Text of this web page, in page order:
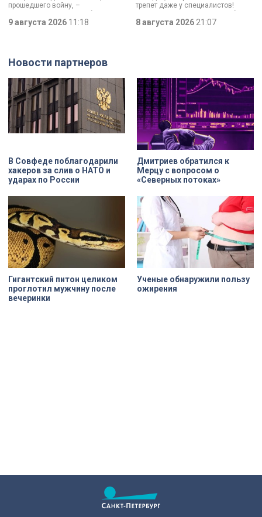
прошедшего войну, –
напоминание о цене победы.
Сколько испытаний выпало на
долю блокадников, тружеников
она осталась совершенно одна. О
судьбе Анны Трусовой,
пережившей оккупацию
Павловска и потерю близких.
9 августа 2026 11:18
трепет даже у специалистов!
Нательный крест возрастом более
тысячи лет и боевой топор – вот
главные трофеи археологической
8 августа 2026 21:07
Новости партнеров
В Совфеде поблагодарили
хакеров за слив о НАТО и
ударах по России
Дмитриев обратился к
Мерцу с вопросом о
«Северных потоках»
Гигантский питон целиком
проглотил мужчину после
вечеринки
Ученые обнаружили пользу
ожирения